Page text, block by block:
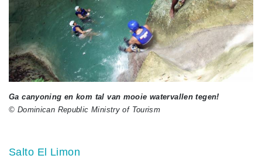
Ga canyoning en kom tal van mooie watervallen tegen!
© Dominican Republic Ministry of Tourism
Salto El Limon